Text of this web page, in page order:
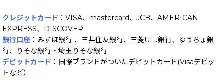
クレジットカード ：VISA、mastercard、JCB、AMERICAN
EXPRESS、DISCOVER
銀行口座 ：みずほ銀行 、三井住友銀行、三菱UFJ銀行、ゆうちょ銀
行、りそな銀行・埼玉りそな銀行
デビットカード ：国際ブランドがついたデビットカード(Visaデビッ
トなど）